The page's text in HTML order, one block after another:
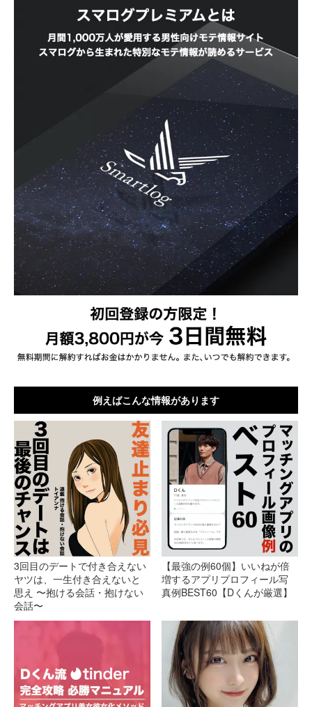
例えばこんな情報があります
3回目のデートで付き合えない
ヤツは、一生付き合えないと
思え 〜抱ける会話・抱けない
会話〜
【最強の例60個】いいねが倍
増するアプリプロフィール写
真例BEST60【Dくんが厳選】